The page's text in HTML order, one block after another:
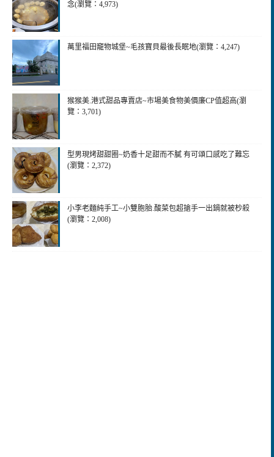
念(瀏覽：4,973)
萬里福田竉物城堡~毛孩寶貝最後長眠地(瀏覽：4,247)
猴猴美.港式甜品專賣店~市場美食物美價廉CP值超高(瀏
覽：3,701)
型男現烤甜甜圈~奶香十足甜而不膩 有可頌口感吃了難忘
(瀏覽：2,372)
小李老麵純手工~小雙胞胎.酸菜包超搶手一出鍋就被杪殺
(瀏覽：2,008)